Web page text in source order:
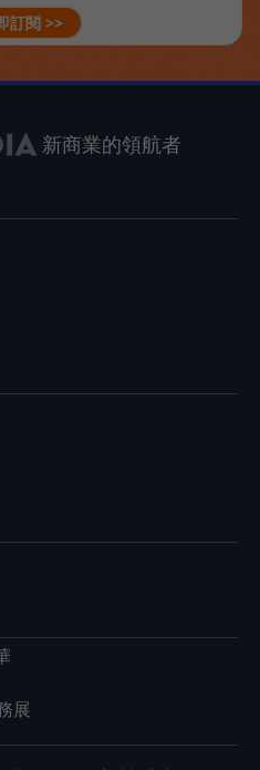
訂閱 >>
新商業的領航者
展